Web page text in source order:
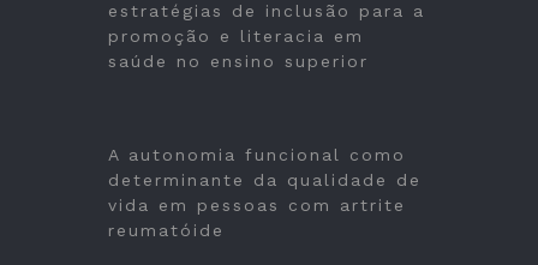
estratégias de inclusão para a
promoção e literacia em
saúde no ensino superior
A autonomia funcional como
determinante da qualidade de
vida em pessoas com artrite
reumatóide